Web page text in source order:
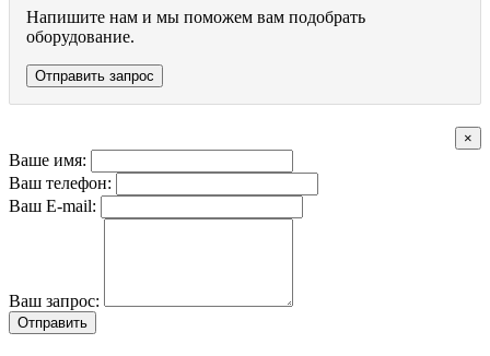
Напишите нам и мы поможем вам подобрать
оборудование.
Отправить запрос
×
Ваше имя:
Ваш телефон:
Ваш E-mail:
Ваш запрос:
Отправить